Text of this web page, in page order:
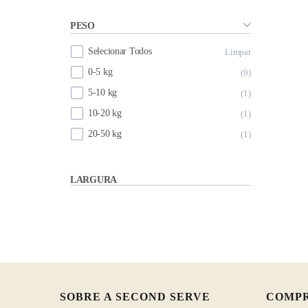
PESO
Selecionar Todos
Limpar
0-5 kg
9
5-10 kg
1
10-20 kg
1
20-50 kg
1
LARGURA
SOBRE A SECOND SERVE